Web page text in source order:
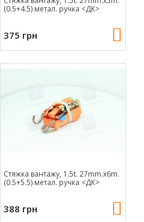
(0.5+4.5) метал. ручка <ДК>
375 грн
Стяжка вантажу, 1.5t. 27mm.x6m.
(0.5+5.5) метал. ручка <ДК>
388 грн